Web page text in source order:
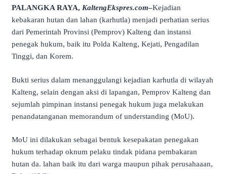
PALANGKA RAYA, KaltengEkspres.com–Kejadian
kebakaran hutan dan lahan (karhutla) menjadi perhatian serius
dari Pemerintah Provinsi (Pemprov) Kalteng dan instansi
penegak hukum, baik itu Polda Kalteng, Kejati, Pengadilan
Tinggi, dan Korem.
Bukti serius dalam menanggulangi kejadian karhutla di wilayah
Kalteng, selain dengan aksi di lapangan, Pemprov Kalteng dan
sejumlah pimpinan instansi penegak hukum juga melakukan
penandatanganan memorandum of understanding (MoU).
MoU ini dilakukan sebagai bentuk kesepakatan penegakan
hukum terhadap oknum pelaku tindak pidana pembakaran
hutan da. lahan baik itu dari warga maupun pihak perusahaaan,